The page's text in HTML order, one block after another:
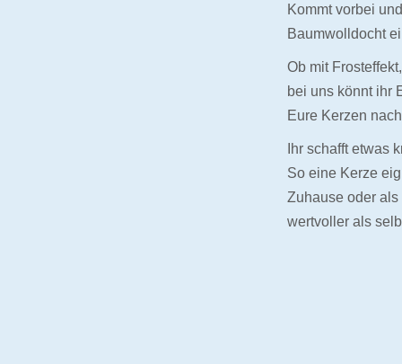
Kommt vorbei
Baumwolldocht
Ob mit
bei uns könnt ihr
Eure Kerzen
Ihr schafft etwas
So eine Kerze
Zuhause oder
wertvoller als